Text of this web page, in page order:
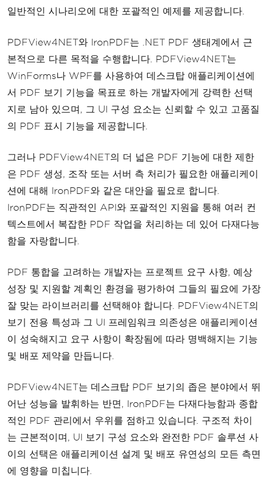
일반적인 시나리오에 대한 포괄적인 예제를 제공합니다.
PDFView4NET와 IronPDF는 .NET PDF 생태계에서 근
본적으로 다른 목적을 수행합니다. PDFView4NET는
WinForms나 WPF를 사용하여 데스크탑 애플리케이션에
서 PDF 보기 기능을 목표로 하는 개발자에게 강력한 선택
지로 남아 있으며, 그 UI 구성 요소는 신뢰할 수 있고 고품질
의 PDF 표시 기능을 제공합니다.
그러나 PDFView4NET의 더 넓은 PDF 기능에 대한 제한
은 PDF 생성, 조작 또는 서버 측 처리가 필요한 애플리케이
션에 대해 IronPDF와 같은 대안을 필요로 합니다.
IronPDF는 직관적인 API와 포괄적인 지원을 통해 여러 컨
텍스트에서 복잡한 PDF 작업을 처리하는 데 있어 다재다능
함을 자랑합니다.
PDF 통합을 고려하는 개발자는 프로젝트 요구 사항, 예상
성장 및 지원할 계획인 환경을 평가하여 그들의 필요에 가장
잘 맞는 라이브러리를 선택해야 합니다. PDFView4NET의
보기 전용 특성과 그 UI 프레임워크 의존성은 애플리케이션
이 성숙해지고 요구 사항이 확장됨에 따라 명백해지는 기능
및 배포 제약을 만듭니다.
PDFView4NET는 데스크탑 PDF 보기의 좁은 분야에서 뛰
어난 성능을 발휘하는 반면, IronPDF는 다재다능함과 종합
적인 PDF 관리에서 우위를 점하고 있습니다. 구조적 차이
는 근본적이며, UI 보기 구성 요소와 완전한 PDF 솔루션 사
이의 선택은 애플리케이션 설계 및 배포 유연성의 모든 측면
에 영향을 미칩니다.